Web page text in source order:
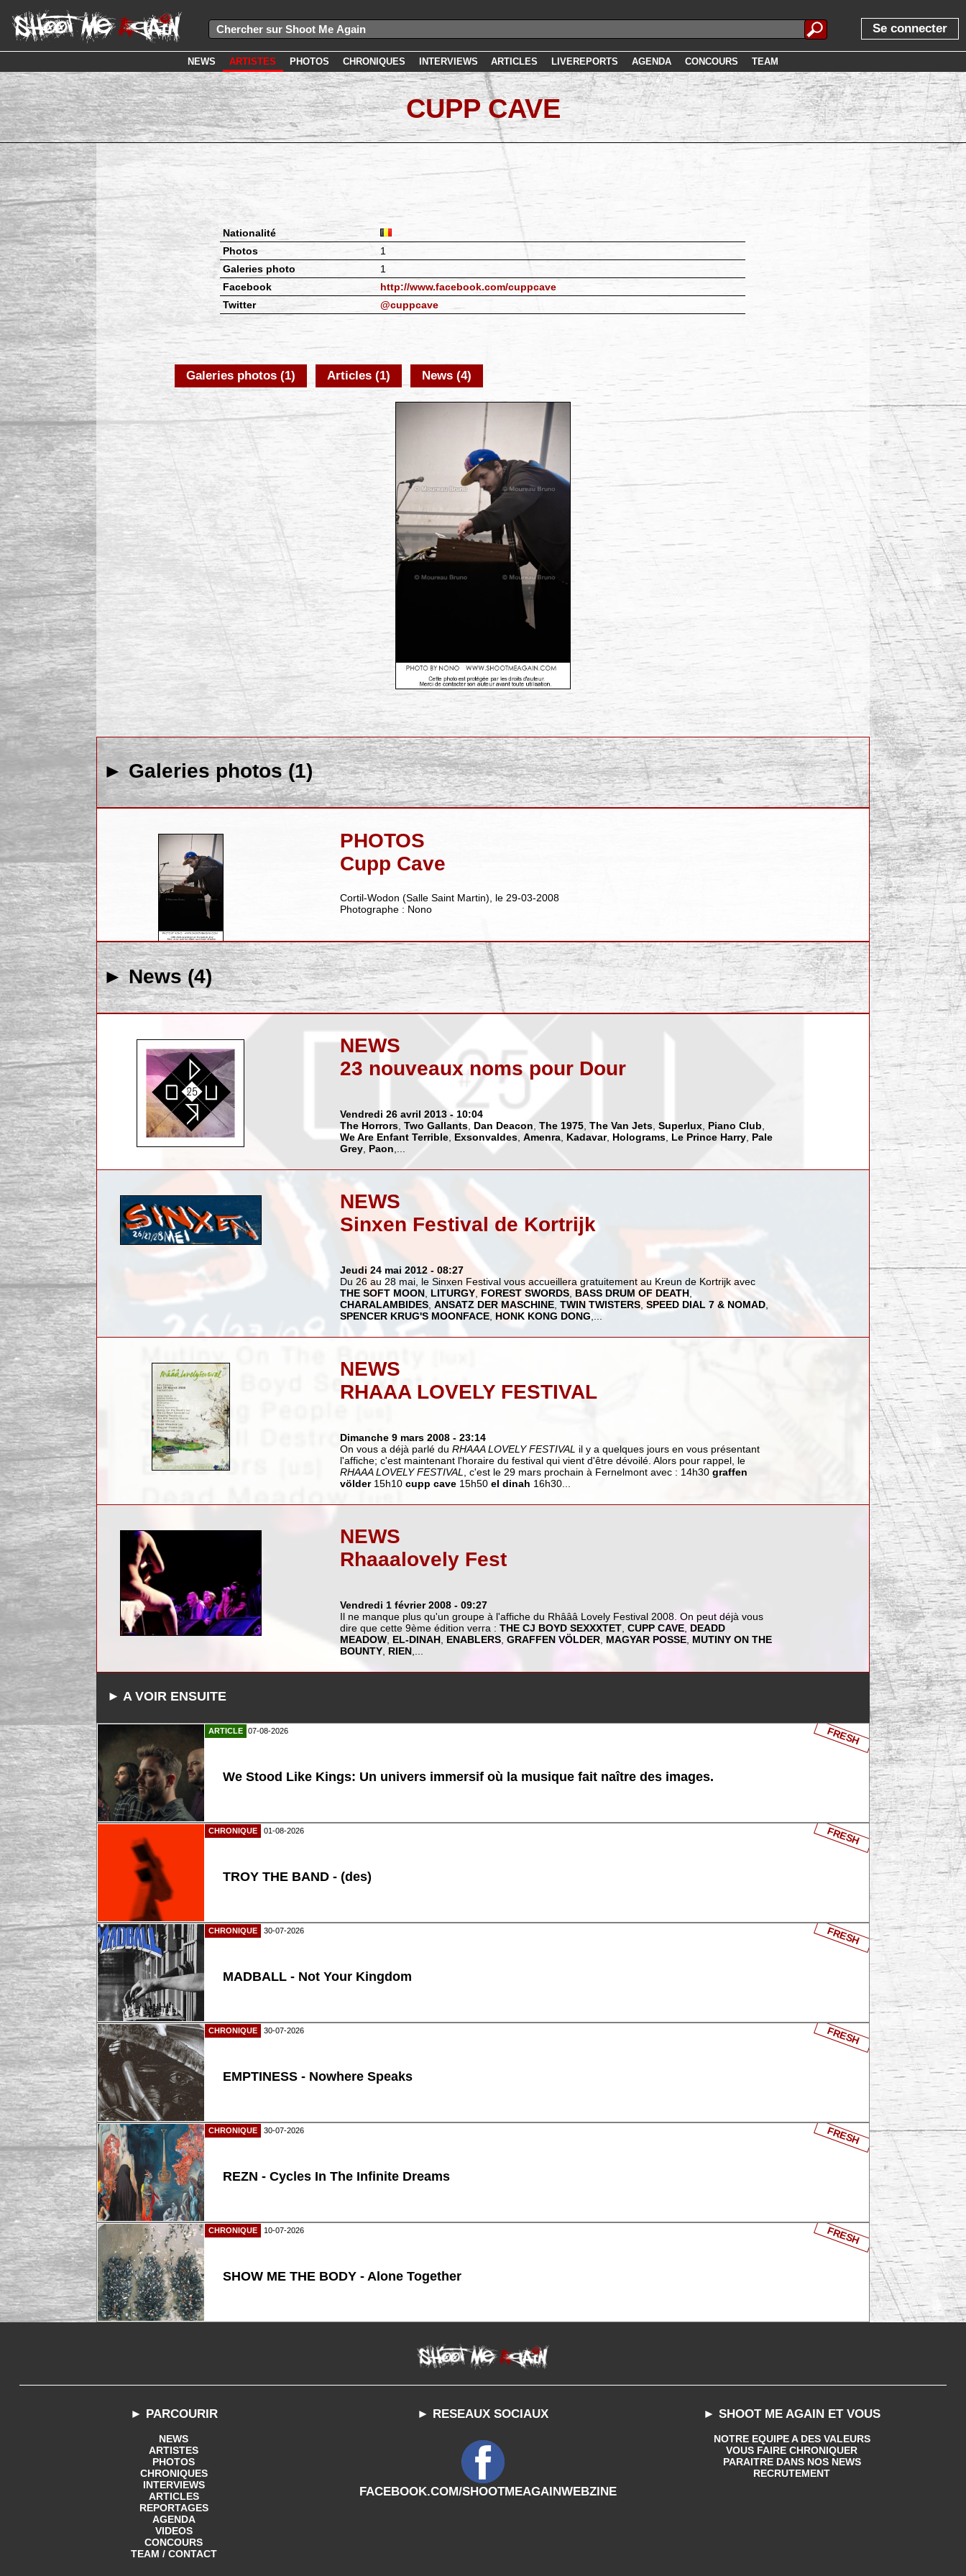
Se connecter
NEWS ARTISTES PHOTOS CHRONIQUES INTERVIEWS ARTICLES LIVEREPORTS AGENDA CONCOURS TEAM
CUPP CAVE
Nationalité
Photos
1
Galeries photo
1
Facebook
http://www.facebook.com/cuppcave
Twitter
@cuppcave
Galeries photos (1) Articles (1) News (4)
► Galeries photos (1)
PHOTOS
Cupp Cave
Cortil-Wodon (Salle Saint Martin), le 29-03-2008
Photographe : Nono
► News (4)
NEWS
23 nouveaux noms pour Dour
Vendredi 26 avril 2013 - 10:04
The Horrors, Two Gallants, Dan Deacon The 1975, The Van Jets, Superlux, Piano Club
We Are Enfant Terrible, Exsonvaldes, Amenra, Kadavar, Holograms, Le Prince Harry, Pale
Grey, Paon
NEWS
Sinxen Festival de Kortrijk
Jeudi 24 mai 2012 - 08:27
Du 26 au 28 mai, le Sinxen Festival vous accueillera gratuitement au Kreun de Kortrijk avec
THE SOFT MOON, LITURGY, FOREST SWORDS, BASS DRUM OF DEATH,
CHARALAMBIDES, ANSATZ DER MASCHINE, TWIN TWISTERS, SPEED DIAL 7 & NOMAD,
SPENCER KRUG'S MOONFACE, HONK KONG DONG
NEWS
RHAAA LOVELY FESTIVAL
Dimanche 9 mars 2008 - 23:14
On vous a déjà parlé du RHAAA LOVELY FESTIVAL il y a quelques jours en vous présentant
l'affiche; c'est maintenant l'horaire du festival qui vient d'être dévoilé. Alors pour rappel, le
RHAAA LOVELY FESTIVAL, c'est le 29 mars prochain à Fernelmont avec : 14h30 graffen
völder15h10 cupp cave15h50 el dinah 16h30...
NEWS
Rhaaalovely Fest
Vendredi 1 février 2008 - 09:27
Il ne manque plus qu'un groupe à l'affiche du Rhâââ Lovely Festival 2008. On peut déjà vous
dire que cette 9ème édition verra : THE CJ BOYD SEXXXTET, CUPP CAVE, DEADD
MEADOW, EL-DINAH, ENABLERS, GRAFFEN VÖLDER, MAGYAR POSSE, MUTINY ON THE
BOUNTY, RIEN,...
► A VOIR ENSUITE
ARTICLE 07-08-2026
We Stood Like Kings: Un univers immersif où la musique fait naître des images.
FRESH
CHRONIQUE 01-08-2026
TROY THE BAND - (des)
FRESH
CHRONIQUE 30-07-2026
MADBALL - Not Your Kingdom
FRESH
CHRONIQUE 30-07-2026
EMPTINESS - Nowhere Speaks
FRESH
CHRONIQUE 30-07-2026
REZN - Cycles In The Infinite Dreams
FRESH
CHRONIQUE 10-07-2026
SHOW ME THE BODY - Alone Together
FRESH
► PARCOURIR
NEWS
ARTISTES
PHOTOS
CHRONIQUES
INTERVIEWS
ARTICLES
REPORTAGES
AGENDA
VIDEOS
CONCOURS
TEAM / CONTACT
► RESEAUX SOCIAUX
FACEBOOK.COM/SHOOTMEAGAINWEBZINE
► SHOOT ME AGAIN ET VOUS
NOTRE EQUIPE A DES VALEURS
VOUS FAIRE CHRONIQUER
PARAITRE DANS NOS NEWS
RECRUTEMENT